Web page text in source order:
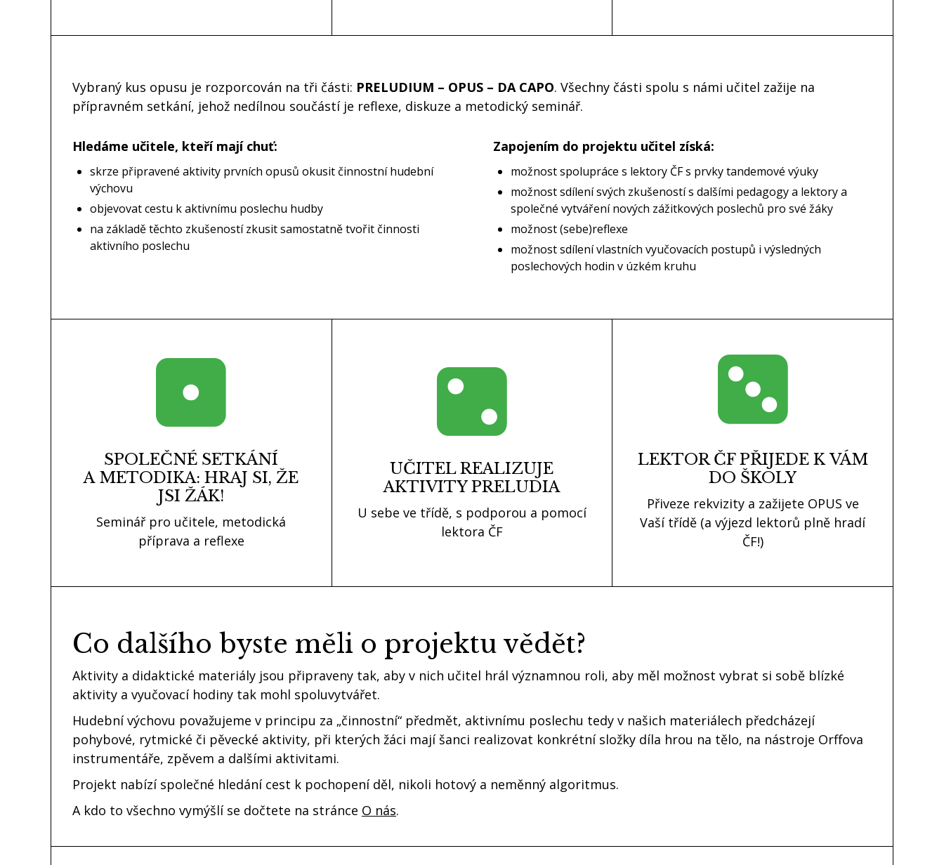
Vybraný kus opusu je rozporcován na tři části: PRELUDIUM – OPUS – DA CAPO. Všechny části spolu s námi učitel zažije na
přípravném setkání, jehož nedílnou součástí je reflexe, diskuze a metodický seminář.
Hledáme učitele, kteří mají chuť:
skrze připravené aktivity prvních opusů okusit činnostní hudební
výchovu
objevovat cestu k aktivnímu poslechu hudby
na základě těchto zkušeností zkusit samostatně tvořit činnosti
aktivního poslechu
Zapojením do projektu učitel získá:
možnost spolupráce s lektory ČF s prvky tandemové výuky
možnost sdílení svých zkušeností s dalšími pedagogy a lektory a
společné vytváření nových zážitkových poslechů pro své žáky
možnost (sebe)reflexe
možnost sdílení vlastních vyučovacích postupů i výsledných
poslechových hodin v úzkém kruhu
SPOLEČNÉ SETKÁNÍ
A METODIKA: HRAJ SI, ŽE
JSI ŽÁK!
Seminář pro učitele, metodická
příprava a reflexe
UČITEL REALIZUJE
AKTIVITY PRELUDIA
U sebe ve třídě, s podporou a pomocí
lektora ČF
LEKTOR ČF PŘIJEDE K VÁM
DO ŠKOLY
Přiveze rekvizity a zažijete OPUS ve
Vaší třídě (a výjezd lektorů plně hradí
ČF!)
Co dalšího byste měli o projektu vědět?
Aktivity a didaktické materiály jsou připraveny tak, aby v nich učitel hrál významnou roli, aby měl možnost vybrat si sobě blízké
aktivity a vyučovací hodiny tak mohl spoluvytvářet.
Hudební výchovu považujeme v principu za „činnostní“ předmět, aktivnímu poslechu tedy v našich materiálech předcházejí
pohybové, rytmické či pěvecké aktivity, při kterých žáci mají šanci realizovat konkrétní složky díla hrou na tělo, na nástroje Orffova
instrumentáře, zpěvem a dalšími aktivitami.
Projekt nabízí společné hledání cest k pochopení děl, nikoli hotový a neměnný algoritmus.
A kdo to všechno vymýšlí se dočtete na stránce O nás.